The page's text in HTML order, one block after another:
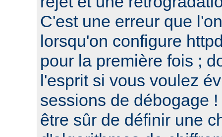
C'est une erreur que
lorsqu'on configure
pour la première fois ;
l'esprit si vous voulez
sessions de débogage
être sûr de définir une